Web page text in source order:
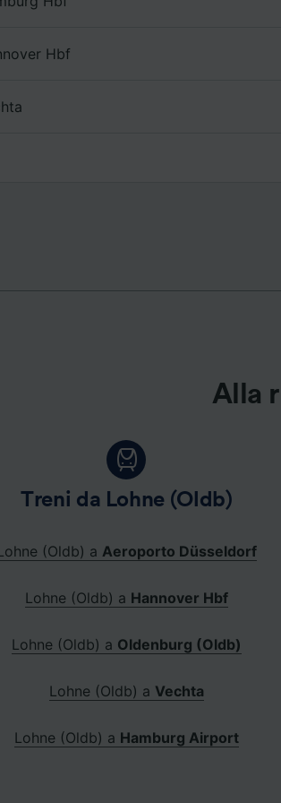
Hbf
Alla
Treni da Lohne (Oldb)
(Oldb) a Aeroporto Düsseldorf
Lohne (Oldb) a Hannover Hbf
Lohne (Oldb) a Oldenburg (Oldb)
Lohne (Oldb) a Vechta
Lohne (Oldb) a Hamburg Airport